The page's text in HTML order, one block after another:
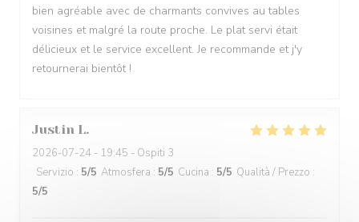
bien agréable avec de charmants convives au tables
voisines et malgré la route proche. Le plat servi était
délicieux et le service excellent. Je recommande et j'y
retournerai bientôt !
Justin L
2026-07-24 - 19:45 - Ospiti 3
Servizio : 5/5 Atmosfera : 5/5 Cucina : 5/5 Qualità / Prezzo :
5/5